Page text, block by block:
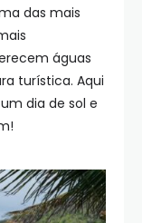
das mais
águas
turística. Aqui
dia de sol e